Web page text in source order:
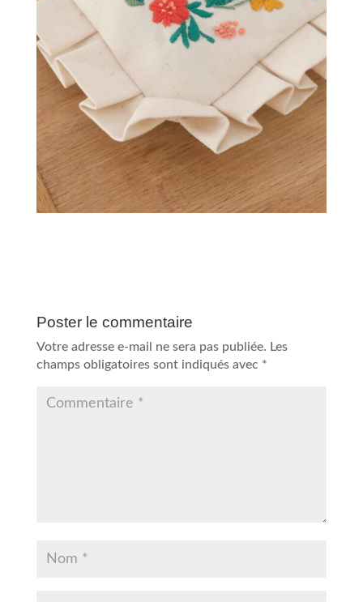
Poster le commentaire
Votre adresse e-mail ne sera pas publiée. Les
champs obligatoires sont indiqués avec *